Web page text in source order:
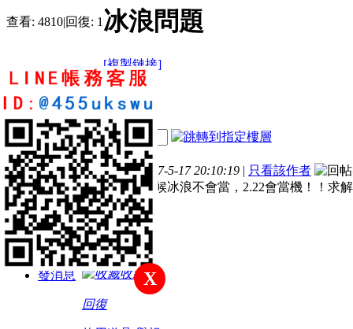
查看: 4810|回復: 1 冰浪問題
[複製鏈接]
navy10131009
1
主題
1
帖子積分
新手上路
積分
5
發消息
電梯直達
樓主
發表於 2017-5-17 20:10:19 | 只看該作者
之前2.21的時候冰浪不會當，2.22會當機！！求解
收藏
回復
X